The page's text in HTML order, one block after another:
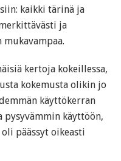
kaikki tärinä ja
ja
kertoja kokeillessa,
kokemusta olikin jo
käyttökerran
käyttöön,
päässyt oikeasti